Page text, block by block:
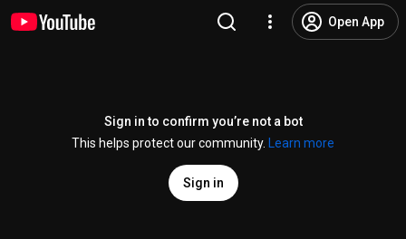
Open App
Sign in to confirm you’re not a bot
This helps protect our community.
Learn more
Sign in